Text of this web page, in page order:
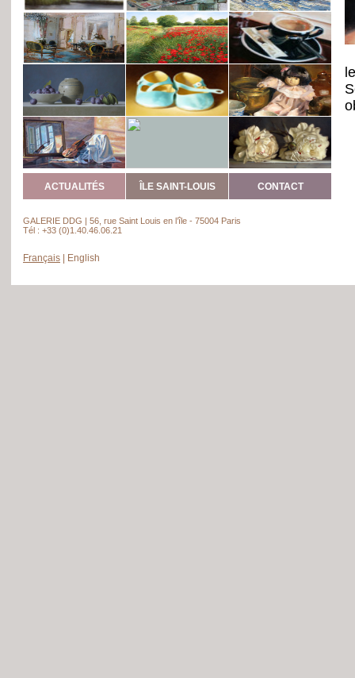
ACTUALITÉS ÎLE SAINT-LOUIS CONTACT
GALERIE DDG | 56, rue Saint Louis en l’île - 75004 Paris
Tél : +33 (0)1.40.46.06.21
Français English